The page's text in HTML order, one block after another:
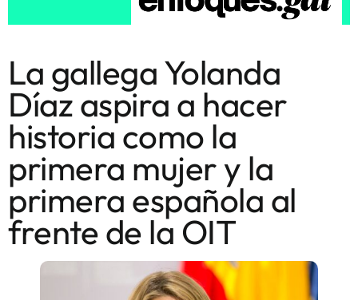
La gallega Yolanda
Díaz aspira a hacer
historia como la
primera mujer y la
primera española al
frente de la OIT